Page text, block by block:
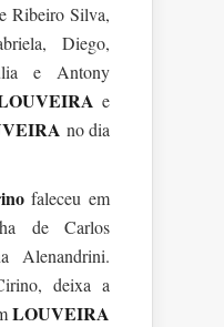
Ribeiro Silva,
Diego,
e Antony
e
no dia
faleceu em
de Carlos
Alenandrini.
deixa a
LOUVEIRA